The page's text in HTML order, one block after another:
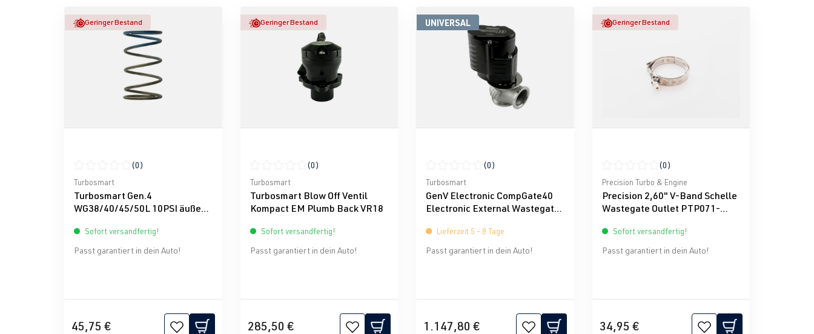
Geringer Bestand
Durchschnittliche Bewertung von 0 von 5 Sternen
(0)
Turbosmart
Turbosmart Gen.4
WG38/40/45/50L 10PSI äußere
Sofort versandfertig!
Passt garantiert in dein Auto!
45,75 €
Geringer Bestand
Durchschnittliche Bewertung von 0 von 5 Sternen
(0)
Turbosmart
Turbosmart Blow Off Ventil
Kompact EM Plumb Back VR18
Sofort versandfertig!
Passt garantiert in dein Auto!
285,50 €
UNIVERSAL
Durchschnittliche Bewertung von 0 von 5 Sternen
(0)
Turbosmart
GenV Electronic CompGate40
Electronic External Wastegate
Lieferzeit 5 - 8 Tage
Passt garantiert in dein Auto!
1.147,80 €
Geringer Bestand
Durchschnittliche Bewertung von 0 von 5 Sternen
(0)
Precision Turbo & Engine
Precision 2,60" V-Band Schelle
Wastegate Outlet PTP071-
Sofort versandfertig!
Passt garantiert in dein Auto!
34,95 €